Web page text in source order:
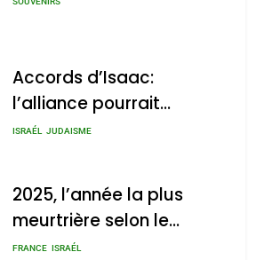
Accords d’Isaac:
l’alliance pourrait
s’étendre à 13 pays
ISRAÉL JUDAISME
2025, l’année la plus
meurtrière selon le
rapport d’ADL contre
FRANCE ISRAÉL